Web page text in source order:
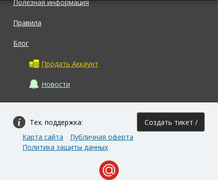
Полезная информация
Правила
Блог
Продать Аккаунт
Новости
Тех. поддержка: Создать тикет /
Карта сайта
Публичная оферта
Политика защиты данных